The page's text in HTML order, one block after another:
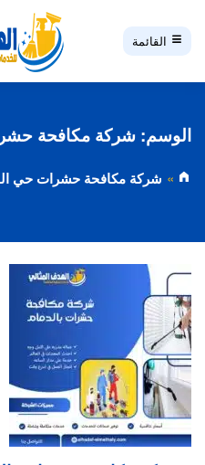
الوسم: شركة مكافحة
شركة مكافحة حشرات حي